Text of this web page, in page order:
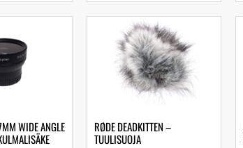
WIDE ANGLE
RØDE DEADKITTEN –
TUULISUOJA